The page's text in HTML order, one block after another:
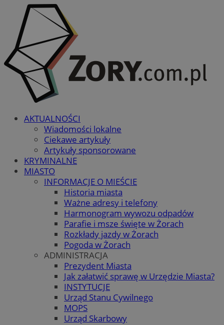
AKTUALNOŚCI
Wiadomości lokalne
Ciekawe artykuły
Artykuły sponsorowane
KRYMINALNE
MIASTO
INFORMACJE O MIEŚCIE
Historia miasta
Ważne adresy i telefony
Harmonogram wywozu odpadów
Parafie i msze święte w Żorach
Rozkłady jazdy w Żorach
Pogoda w Żorach
ADMINISTRACJA
Prezydent Miasta
Jak załatwić sprawę w Urzędzie Miasta?
INSTYTUCJE
Urząd Stanu Cywilnego
MOPS
Urząd Skarbowy